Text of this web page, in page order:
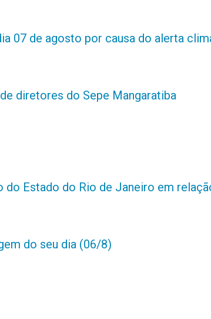
07 de agosto por causa do alerta
diretores do Sepe Mangaratiba
Estado do Rio de Janeiro em
do seu dia (06/8)